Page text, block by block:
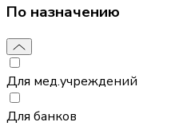
По назначению
Для мед.учреждений
Для банков